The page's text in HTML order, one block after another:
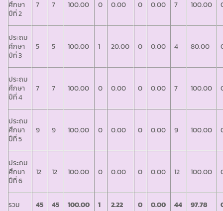
ศึกษา
ปีที่ 2
7 7 100.00 0 0.00 0 0.00 7 100.00
ประถม
ศึกษา
ปีที่ 3
5 5 100.00 1 20.00 0 0.00 4 80.00
ประถม
ศึกษา
ปีที่ 4
7 7 100.00 0 0.00 0 0.00 7 100.00
ประถม
ศึกษา
ปีที่ 5
9 9 100.00 0 0.00 0 0.00 9 100.00
ประถม
ศึกษา
ปีที่ 6
12 12 100.00 0 0.00 0 0.00 12 100.00
รวม 45 45 100.00 1 2.22 0 0.00 44 97.78